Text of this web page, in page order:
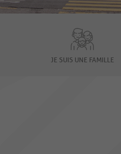
JE SUIS UNE FAMILLE